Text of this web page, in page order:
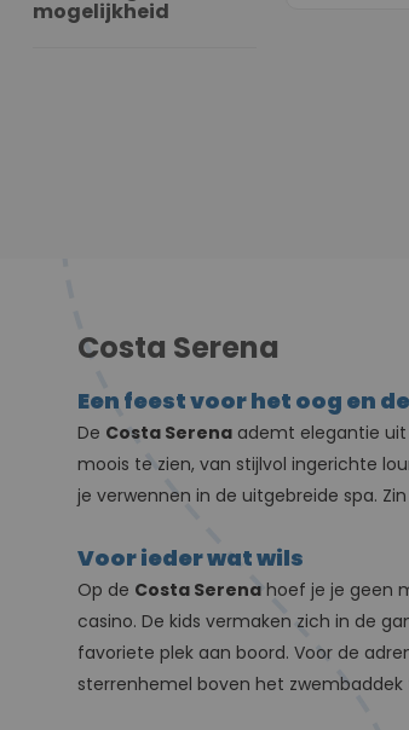
mogelijkheid
Costa Serena
Een feest voor het oog en
De Costa Serena ademt elegantie uit
moois te zien, van stijlvol ingerichte
je verwennen in de uitgebreide spa.
Voor ieder wat wils
Op de Costa Serena hoef je je geen
casino. De kids vermaken zich in de
favoriete plek aan boord. Voor de
sterrenhemel boven het